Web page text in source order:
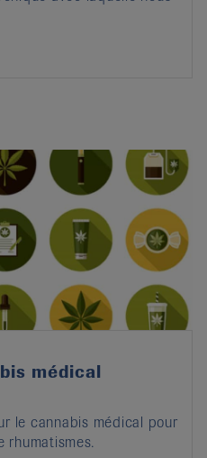
médical
le cannabis médical pour
rhumatismes.